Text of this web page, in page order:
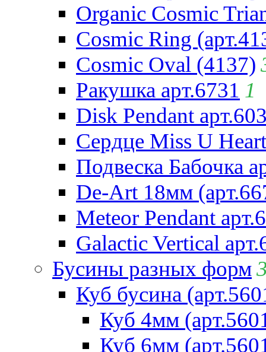
Organic Cosmic
Cosmic Ring
Cosmic Oval (4137)
Ракушка арт.6731 1
Disk Pendant
Сердце Miss U
Подвеска Бабочка
De-Art 18мм
Meteor Pendant
Galactic Vertical
Бусины разных форм
Куб бусина
Куб 4мм
Куб 6мм